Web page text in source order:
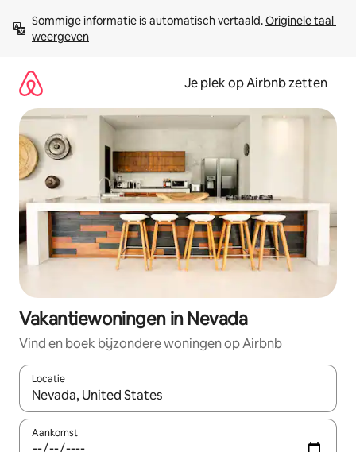
direct
naar
Sommige informatie is automatisch vertaald. Originele taal
weergeven
Je plek op Airbnb zetten
Vakantiewoningen in Nevada
Vind en boek bijzondere woningen op Airbnb
Locatie
Wanneer er resultaten beschikbaar zijn, maak je een keuze
Aankomst